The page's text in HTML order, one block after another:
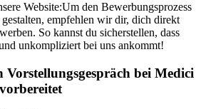
Website:Um den Bewerbungsprozess
empfehlen wir dir, dich direkt
So kannst du sicherstellen, dass
unkompliziert bei uns ankommt!
Vorstellungsgespräch bei Medici